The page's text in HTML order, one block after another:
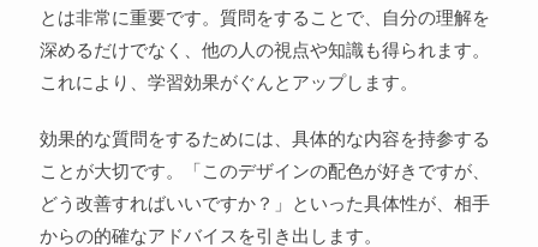
とは非常に重要です。質問をすることで、自分の理解を
深めるだけでなく、他の人の視点や知識も得られます。
これにより、学習効果がぐんとアップします。
効果的な質問をするためには、具体的な内容を持参する
ことが大切です。「このデザインの配色が好きですが、
どう改善すればいいですか？」といった具体性が、相手
からの的確なアドバイスを引き出します。